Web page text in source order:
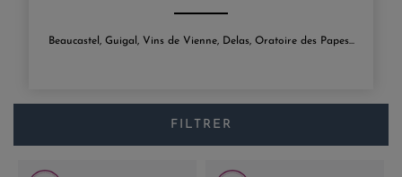
Beaucastel, Guigal, Vins de Vienne, Delas, Oratoire des Papes...
FILTRER